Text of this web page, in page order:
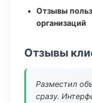
Отзывы
организаций
Отзывы
Разместил
сразу.